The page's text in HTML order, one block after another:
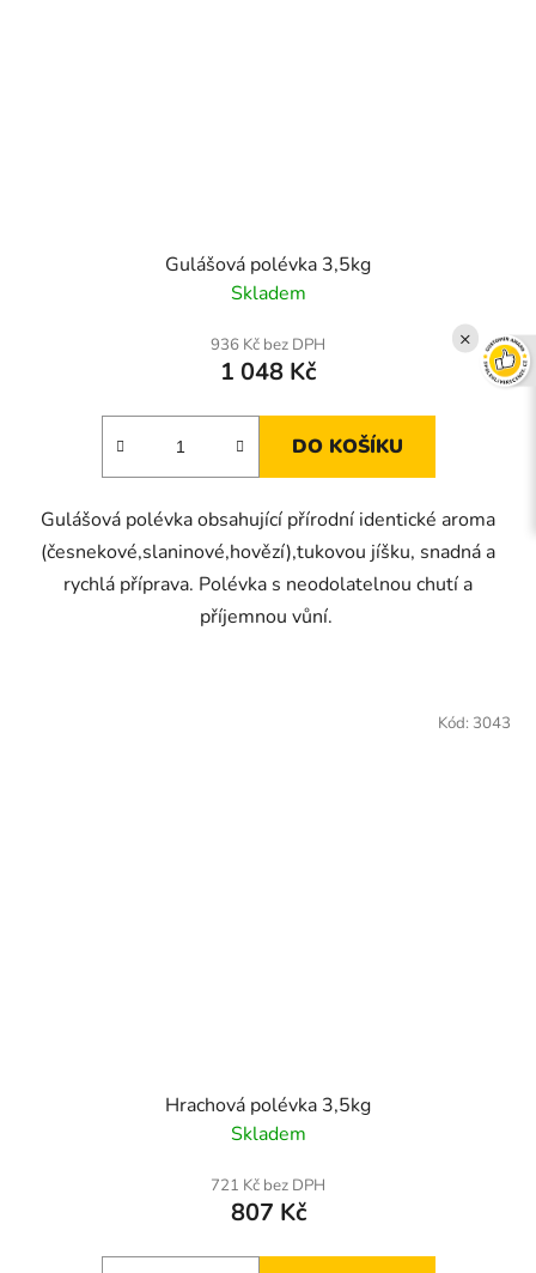
×
Gulášová polévka 3,5kg
Skladem
936 Kč bez DPH
1 048 Kč
DO KOŠÍKU
Gulášová polévka obsahující přírodní identické aroma
(česnekové,slaninové,hovězí),tukovou jíšku, snadná a
rychlá příprava. Polévka s neodolatelnou chutí a
příjemnou vůní.
Hrachová polévka 3,5kg
Skladem
721 Kč bez DPH
807 Kč
Kód: 3043